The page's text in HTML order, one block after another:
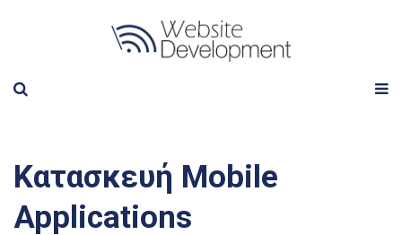
Κατασκευή Mobile
Applications